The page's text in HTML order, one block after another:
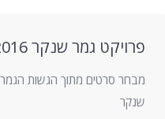
פרויקט גמר שנקר 2016
שנקר